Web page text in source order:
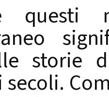
storie
secoli.